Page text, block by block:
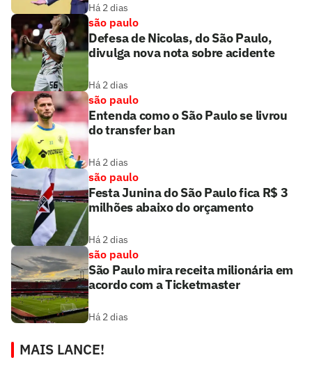
Há 2 dias
são paulo
Defesa de Nicolas, do São Paulo,
divulga nova nota sobre acidente
Há 2 dias
são paulo
Entenda como o São Paulo se livrou
do transfer ban
Há 2 dias
são paulo
Festa Junina do São Paulo fica R$ 3
milhões abaixo do orçamento
Há 2 dias
são paulo
São Paulo mira receita milionária em
acordo com a Ticketmaster
Há 2 dias
MAIS LANCE!